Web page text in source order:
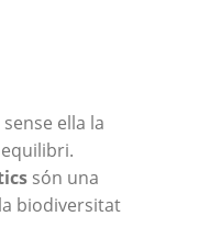
sense ella la
són una
biodiversitat